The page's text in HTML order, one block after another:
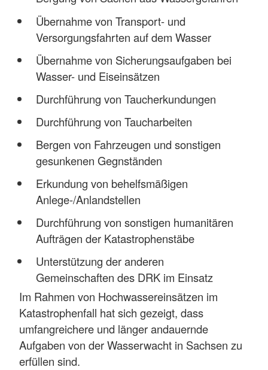
Übernahme von Transport- und
Versorgungsfahrten auf dem Wasser
Übernahme von Sicherungsaufgaben bei
Wasser- und Eiseinsätzen
Durchführung von Taucherkundungen
Durchführung von Taucharbeiten
Bergen von Fahrzeugen und sonstigen
gesunkenen Gegnständen
Erkundung von behelfsmäßigen
Anlege-/Anlandstellen
Durchführung von sonstigen humanitären
Aufträgen der Katastrophenstäbe
Unterstützung der anderen
Gemeinschaften des DRK im Einsatz
Im Rahmen von Hochwassereinsätzen im
Katastrophenfall hat sich gezeigt, dass
umfangreichere und länger andauernde
Aufgaben von der Wasserwacht in Sachsen zu
erfüllen sind.